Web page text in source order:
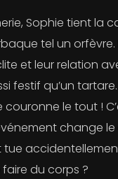
Sophie tient la
tel un orfèvre.
et leur relation
festif qu’un
le tout !
change
tue
du corps ?